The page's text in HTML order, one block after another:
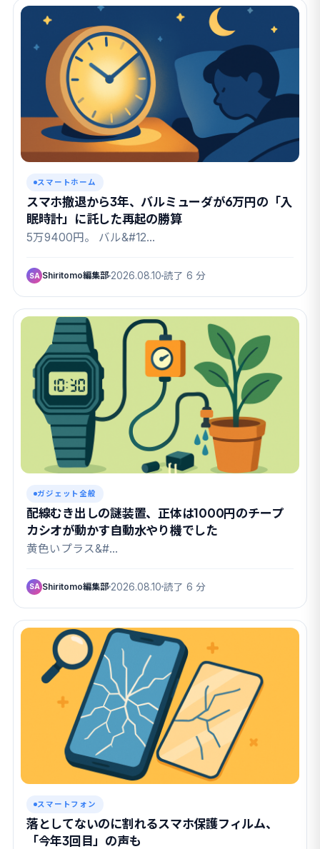
スマートホーム
スマホ撤退から3年、バルミューダが6万円の「入
眠時計」に託した再起の勝算
5万9400円。 バル&#12…
SA Shiritomo編集部 2026.08.10 読了 6 分
ガジェット全般
配線むき出しの謎装置、正体は1000円のチープ
カシオが動かす自動水やり機でした
黄色いプラス&#…
SA Shiritomo編集部 2026.08.10 読了 6 分
スマートフォン
落としてないのに割れるスマホ保護フィルム、
「今年3回目」の声も